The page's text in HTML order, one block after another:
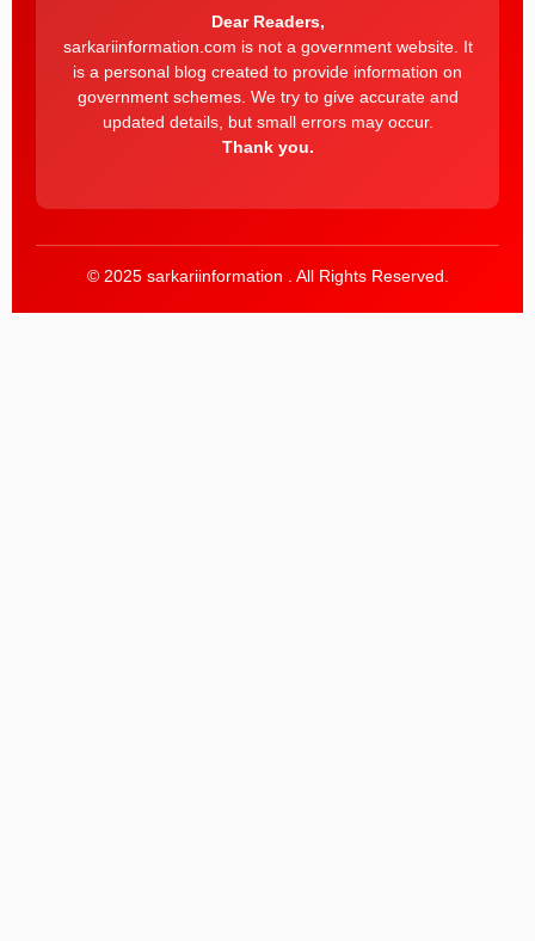
Dear Readers,
sarkariinformation.com is not a government website. It
is a personal blog created to provide information on
government schemes. We try to give accurate and
updated details, but small errors may occur.
Thank you.
© 2025 sarkariinformation . All Rights Reserved.